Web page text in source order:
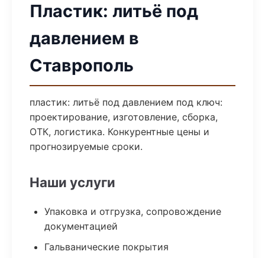
Пластик: литьё под
давлением в
Ставрополь
пластик: литьё под давлением под ключ:
проектирование, изготовление, сборка,
ОТК, логистика. Конкурентные цены и
прогнозируемые сроки.
Наши услуги
Упаковка и отгрузка, сопровождение
документацией
Гальванические покрытия